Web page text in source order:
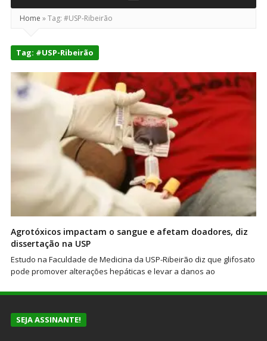
Home »Tag: #USP-Ribeirão
Tag: #USP-Ribeirão
Agrotóxicos impactam o sangue e afetam doadores, diz
dissertação na USP
Estudo na Faculdade de Medicina da USP-Ribeirão diz que glifosato
pode promover alterações hepáticas e levar a danos ao
SEJA ASSINANTE!